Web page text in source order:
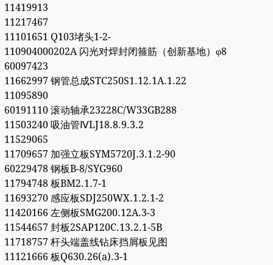
11419913
11217467
11101651 Q103堵头1-2-
110904000202A 闪光对焊封闭箍筋（创新基地）φ8
60097423
11662997 钢管总成STC250S1.12.1A.1.22
11095890
60191110 滚动轴承23228C/W33GB288
11503240 吸油管ⅣLJ18.8.9.3.2
11529065
11709657 加强立板SYM5720J.3.1.2-90
60229478 钢板B-8/SYG960
11794748 板BM2.1.7-1
11693270 感应板SDJ250WX.1.2.1-2
11420166 左侧板SMG200.12A.3-3
11544657 封板2SAP120C.13.2.1-5B
11718757 杆头端盖线钻床挡屑板见图
11121666 板Q630.26(a).3-1